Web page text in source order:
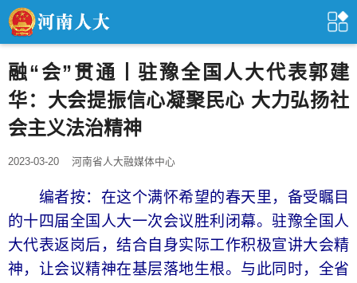
融“会”贯通丨驻豫全国人大代表郭建
华：大会提振信心凝聚民心 大力弘扬社
会主义法治精神
2023-03-20 河南省人大融媒体中心
编者按：在这个满怀希望的春天里，备受瞩目
的十四届全国人大一次会议胜利闭幕。驻豫全国人
大代表返岗后，结合自身实际工作积极宣讲大会精
神，让会议精神在基层落地生根。与此同时，全省